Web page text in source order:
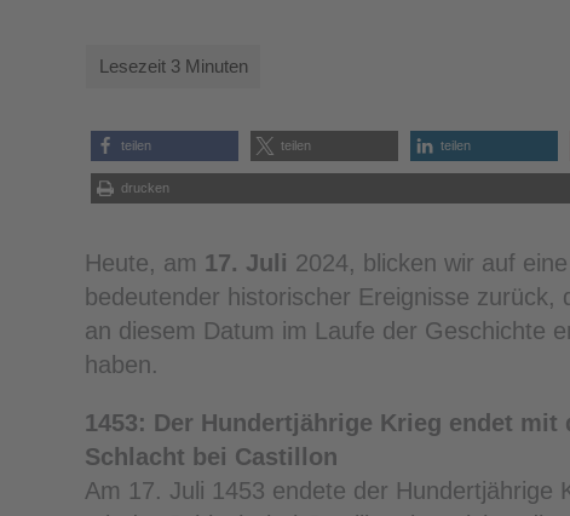
teilen teilen teilen
drucken
Heute, am 17. Juli 2024, blicken wir auf
bedeutender historischer Ereignisse zurück,
an diesem Datum im Laufe der Geschichte
haben.
1453: Der Hundertjährige Krieg endet mit
Schlacht bei Castillon
Am 17. Juli 1453 endete der Hundertjährige